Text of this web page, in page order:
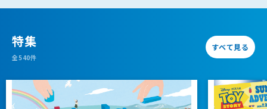
特集
全540件
すべて見る